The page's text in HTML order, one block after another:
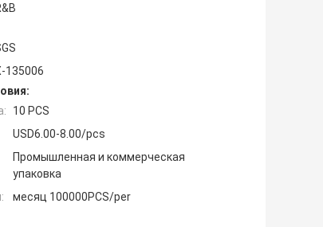
135006
10 PCS
USD6.00-8.00/pcs
Промышленная и коммерческая
упаковка
месяц 100000PCS/per